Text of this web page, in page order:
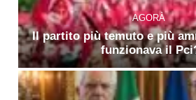
AGORÀ
Il partito più temuto e più
funzionava il